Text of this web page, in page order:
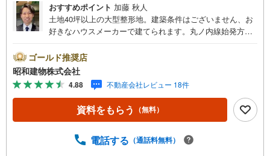
おすすめポイント 加藤 秋人
土地40坪以上の大型整形地。建築条件はございません、お
好きなハウスメーカーで建てられます。丸ノ内線始発方南
街。低層住宅エリアにより住環境良好です。 ・・・地域密
着昭和建物です・・・ 西荻窪に創業44年、地域密着の不
動産会社です。 不動産購入、買換えには、不安がつきも
の。 物件の選定や住宅ローンはもちろん地域密着だからこ
その情報をお伝え、ご提案いたします。 お気軽にご相
談、ご来社頂ける会社です。スタッフ一同、心よりお待ち
無二の不動産をお手伝いいたします。 キッズルーム充実・
ゴールド推奨店
昭和建物株式会社
4.88 不動産会社レビュー 18件
資料をもらう （無料）
電話する （通話料無料）